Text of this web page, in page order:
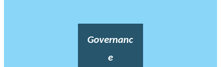
Governanc
e